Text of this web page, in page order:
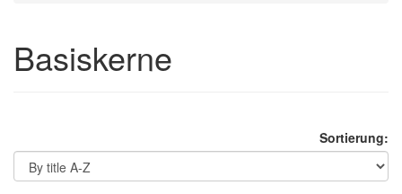
Basiskerne
Sortierung: